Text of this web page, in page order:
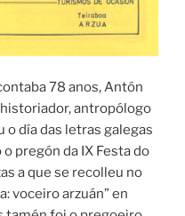
78 anos, Antón
antropólogo
o día das letras galegas
pregón da IX Festa do
a que se recolleu no
voceiro arzuán” en